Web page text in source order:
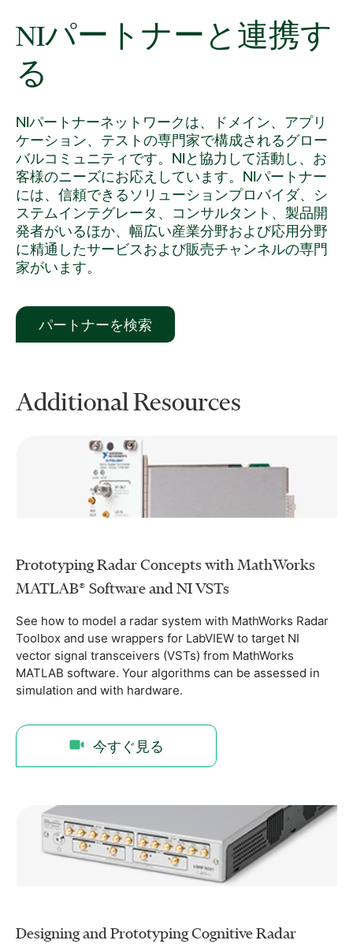
NIパートナー と 連携す
NIパートナーネットワークは、ドメイン、​アプリ
ケーション、​テストの専門家で構成される​グロー
バル​コミュニティです。NIと協力して活動し、お
客様のニーズにお応えし​てい​ます。NIパートナー
には、信頼できるソリューションプロバイダ、シ
ステムインテグレータ、コンサルタント、製品開
発者がいるほか、幅広い産業分野および応用分野
に精通したサービスおよび販売チャンネルの専門
家がいます。
パートナーを検索
Additional Resources
Prototyping Radar Concepts with MathWorks
MATLAB® Software and NI VSTs
See how to model a radar system with MathWorks Radar
Toolbox and use wrappers for LabVIEW to target NI
vector signal transceivers (VSTs) from MathWorks
MATLAB software. Your algorithms can be assessed in
simulation and with hardware.
今すぐ見る
Designing and Prototyping Cognitive Radar